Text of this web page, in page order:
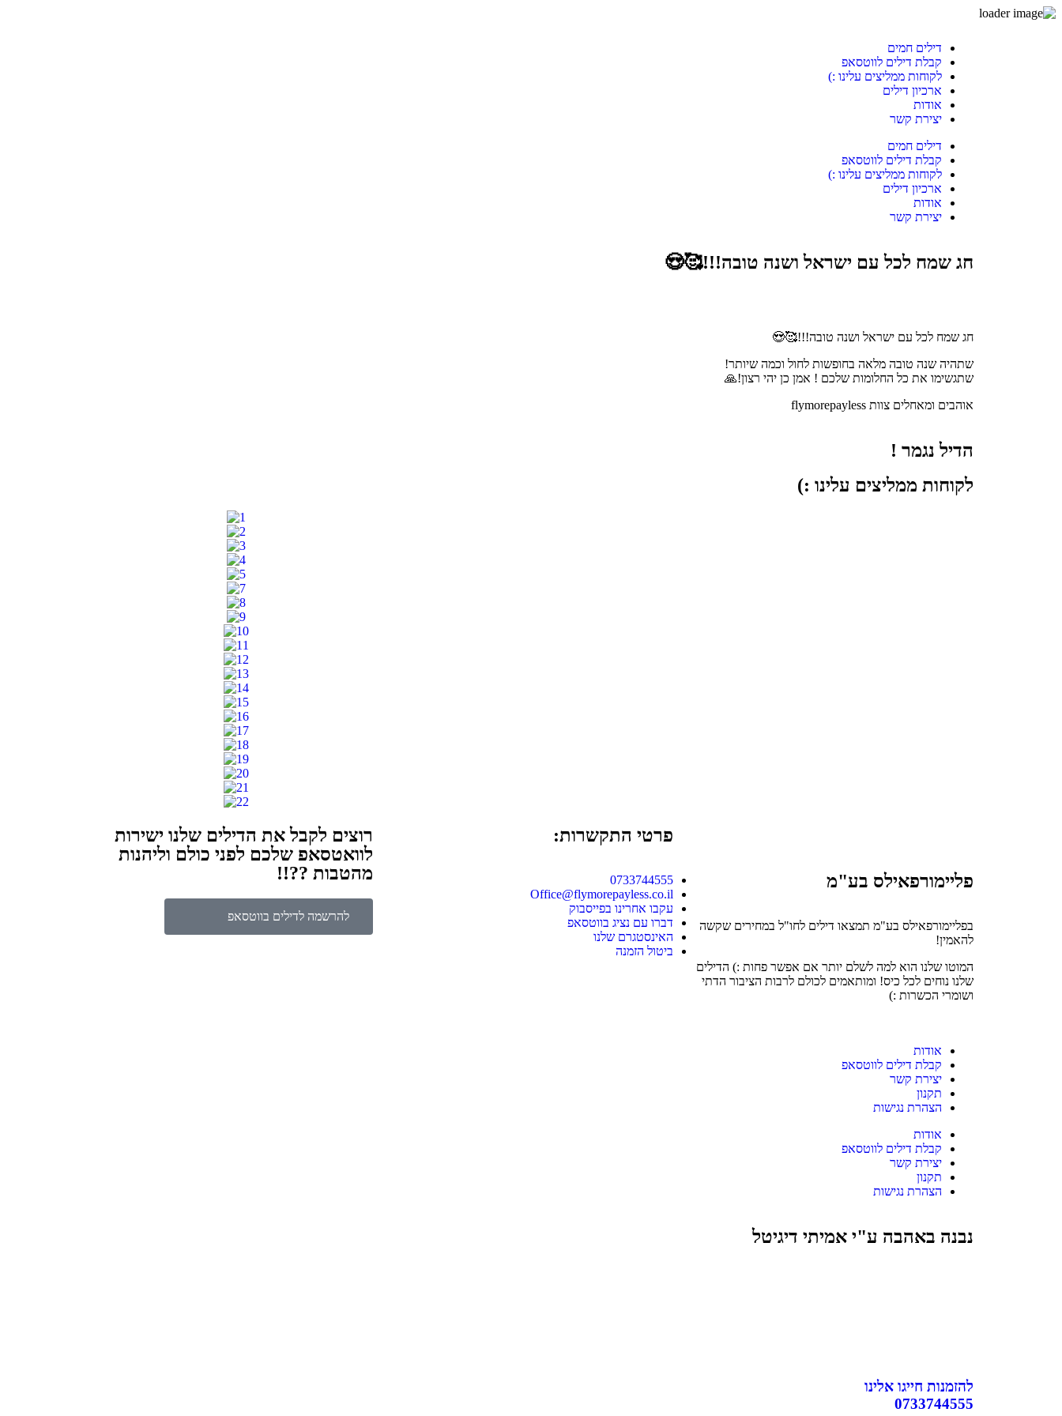
דילים חמים
קבלת דילים לווטסאפ
לקוחות ממליצים עלינו :)
ארכיון דילים
אודות
יצירת קשר
דילים חמים
קבלת דילים לווטסאפ
לקוחות ממליצים עלינו :)
ארכיון דילים
אודות
יצירת קשר
חג שמח לכל עם ישראל ושנה טובה!!!🥰😍
חג שמח לכל עם ישראל ושנה טובה!!!🥰😍
שתהיה שנה טובה מלאה בחופשות לחול וכמה שיותר!
שתגשימו את כל החלומות שלכם ! אמן כן יהי רצון!🙏
אוהבים ומאחלים צוות flymorepayless
הדיל נגמר !
לקוחות ממליצים עלינו :)
פליימורפאילס בע"מ
בפליימורפאילס בע"מ תמצאו דילים לחו"ל במחירים שקשה
להאמין!
המוטו שלנו הוא למה לשלם יותר אם אפשר פחות :) הדילים
שלנו נוחים לכל כיס! ומותאמים לכולם לרבות הציבור הדתי
ושומרי הכשרות :)
פרטי התקשרות:
0733744555
Office@flymorepayless.co.il
עקבו אחרינו בפייסבוק
דברו עם נציג בווטסאפ
האינסטגרם שלנו
ביטול הזמנה
רוצים לקבל את הדילים שלנו ישירות
לוואטסאפ שלכם לפני כולם וליהנות
מהטבות ??!!
להרשמה לדילים בווטסאפ
אודות
קבלת דילים לווטסאפ
יצירת קשר
תקנון
הצהרת נגישות
אודות
קבלת דילים לווטסאפ
יצירת קשר
תקנון
הצהרת נגישות
נבנה באהבה ע"י אמיתי דיגיטל
להזמנות חייגו אלינו
0733744555